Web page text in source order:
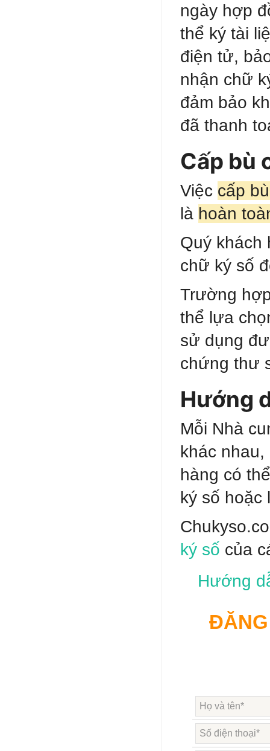
ngày hợp
thể ký tài
điện tử,
nhận chữ
đảm bảo
đã thanh
Cấp bù
Việc cấp
là hoàn
Quý khách
chữ ký số
Trường
thể lựa
sử dụng
chứng thư
Hướng
Mỗi Nhà
khác
hàng có
ký số hoặc
ký số của
Hướng